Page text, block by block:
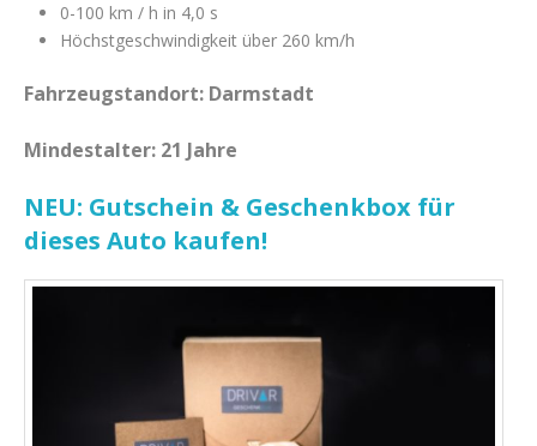
0-100 km / h in 4,0 s
Höchstgeschwindigkeit über 260 km/h
Fahrzeugstandort: Darmstadt
Mindestalter: 21 Jahre
NEU: Gutschein & Geschenkbox für
dieses Auto kaufen!